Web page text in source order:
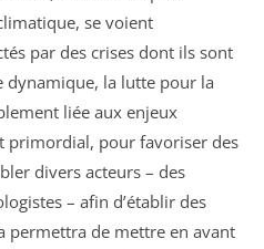
se voient
par des crises dont ils sont
dynamique, la lutte pour la
liée aux enjeux
primordial, pour favoriser des
divers acteurs – des
– afin d’établir des
permettra de mettre en avant